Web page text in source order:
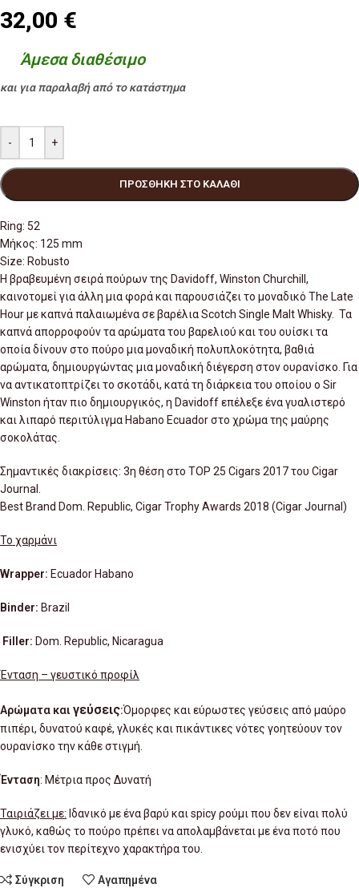
32,00 €
Άμεσα διαθέσιμο
και για παραλαβή από το κατάστημα
- +
ΠΡΟΣΘΉΚΗ ΣΤΟ ΚΑΛΆΘΙ
Ring: 52
Μήκος: 125 mm
Size: Robusto
Η βραβευμένη σειρά πούρων της Davidoff, Winston Churchill,
καινοτομεί για άλλη μια φορά και παρουσιάζει το μοναδικό The Late
Hour με καπνά παλαιωμένα σε βαρέλια Scotch Single Malt Whisky. Τα
καπνά απορροφούν τα αρώματα του βαρελιού και του ουίσκι τα
οποία δίνουν στο πούρο μια μοναδική πολυπλοκότητα, βαθιά
αρώματα, δημιουργώντας μια μοναδική διέγερση στον ουρανίσκο. Για
να αντικατοπτρίζει το σκοτάδι, κατά τη διάρκεια του οποίου ο Sir
Winston ήταν πιο δημιουργικός, η Davidoff επέλεξε ένα γυαλιστερό
και λιπαρό περιτύλιγμα Habano Ecuador στο χρώμα της μαύρης
σοκολάτας.
Σημαντικές διακρίσεις: 3η θέση στο TOP 25 Cigars 2017 του Cigar
Journal.
Best Brand Dom. Republic, Cigar Trophy Awards 2018 (Cigar Journal)
Το χαρμάνι
Wrapper: Ecuador Habano
Binder: Brazil
Filler: Dom. Republic, Nicaragua
Ένταση – γευστικό προφίλ
Αρώματα καιγεύσεις:Όμορφες και εύρωστες γεύσεις από μαύρο
πιπέρι, δυνατού καφέ, γλυκές και πικάντικες νότες γοητεύουν τον
ουρανίσκο την κάθε στιγμή.
Ένταση: Μέτρια προς Δυνατή
Ταιριάζει με: Ιδανικό με ένα βαρύ και spicy ρούμι που δεν είναι πολύ
γλυκό, καθώς το πούρο πρέπει να απολαμβάνεται με ένα ποτό που
ενισχύει τον περίτεχνο χαρακτήρα του.
Σύγκριση Αγαπημένα